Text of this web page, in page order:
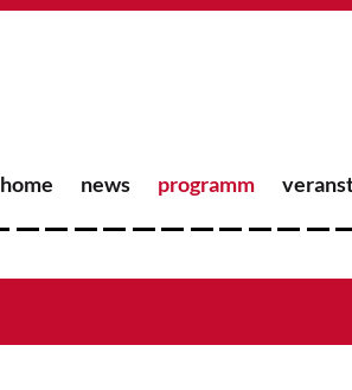
home news programm